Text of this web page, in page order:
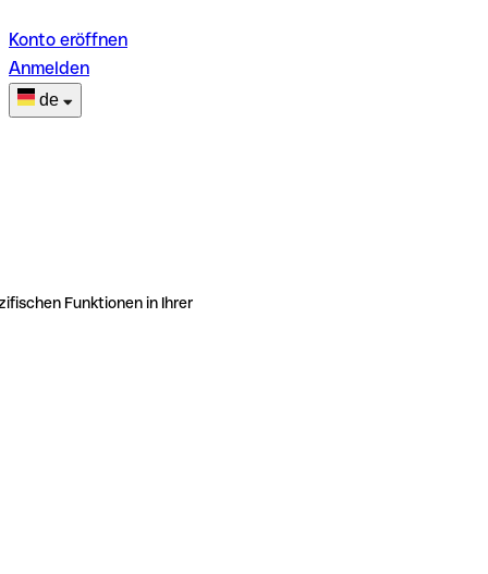
Konto eröffnen
Anmelden
de
Funktionen in Ihrer